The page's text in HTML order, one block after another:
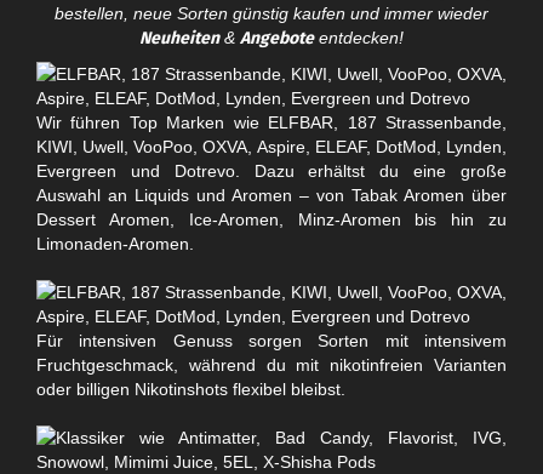
bestellen, neue Sorten günstig kaufen und immer wieder
Neuheiten& Angeboteentdecken!
Wir führen Top Marken wie ELFBAR, 187 Strassenbande,
KIWI, Uwell, VooPoo, OXVA, Aspire, ELEAF, DotMod, Lynden,
Evergreen und Dotrevo. Dazu erhältst du eine große
Auswahl an Liquids und Aromen – von Tabak Aromen über
Dessert Aromen, Ice-Aromen, Minz-Aromen bis hin zu
Limonaden-Aromen.
Für intensiven Genuss sorgen Sorten mit intensivem
Fruchtgeschmack, während du mit nikotinfreien Varianten
oder billigen Nikotinshots flexibel bleibst.